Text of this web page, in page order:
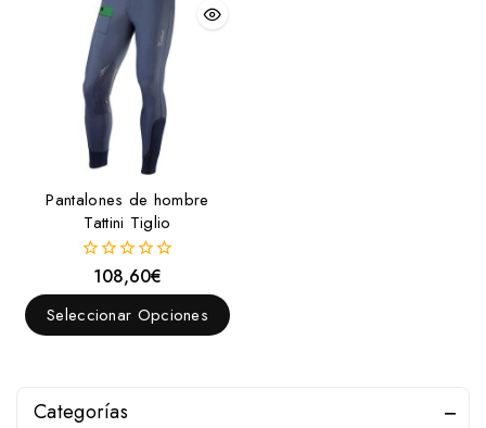
Pantalones de hombre
Tattini Tiglio
fuera
de
108,60€
Seleccionar Opciones
Categorías